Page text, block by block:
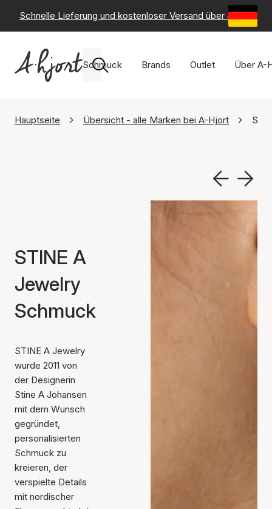
Schnelle Lieferung und kostenloser Versand über 49 € -
Schmuck Brands Outlet Über A-
Hauptseite Übersicht - alle Marken bei A-Hjort
STINE A
Jewelry
Schmuck
STINE A Jewelry
wurde 2011 von
der Designerin
Stine A Johansen
mit dem Wunsch
gegründet,
personalisierten
Schmuck zu
kreieren, der
verspielte Details
mit nordischer